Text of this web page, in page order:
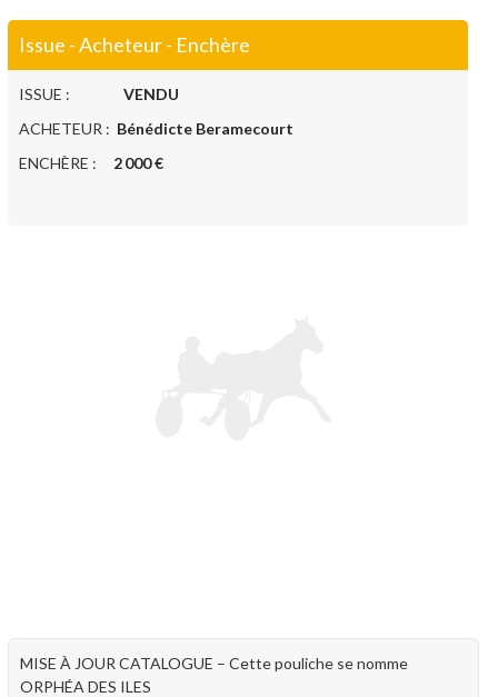
Issue - Acheteur - Enchère
ISSUE : VENDU
ACHETEUR : Bénédicte Beramecourt
ENCHÈRE : 2 000 €
MISE À JOUR CATALOGUE – Cette pouliche se nomme
ORPHÉA DES ILES